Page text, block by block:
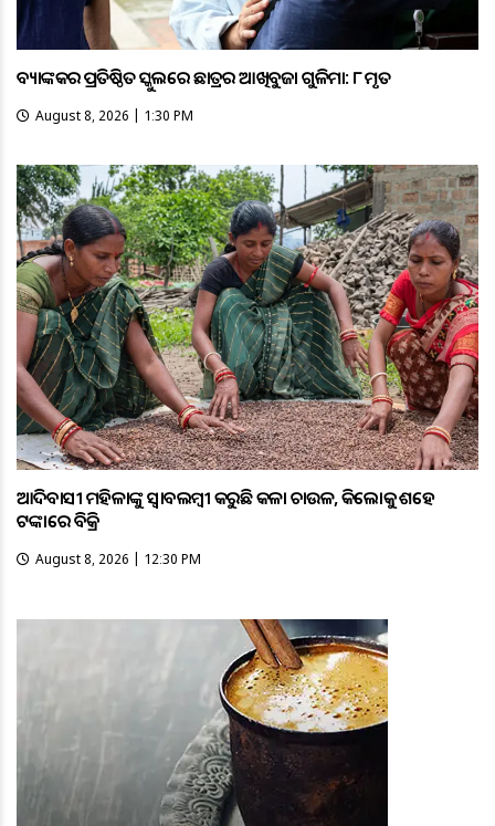
ବ୍ୟାଙ୍କକର ପ୍ରତିଷ୍ଠିତ ସ୍କୁଲରେ ଛାତ୍ରର ଆଖିବୁଜା ଗୁଳିମାଡ଼: ୮ ମୃତ
August 8, 2026 | 1:30 PM
ଆଦିବାସୀ ମହିଳାଙ୍କୁ ସ୍ଵାବଲମ୍ଵୀ କରୁଛି କଳା ଚାଉଳ, କିଲୋକୁ ଶହେ
ଟଙ୍କାରେ ବିକ୍ରି
August 8, 2026 | 12:30 PM